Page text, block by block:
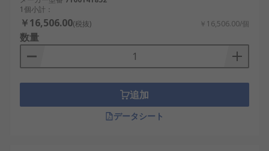
1個小計：
￥16,506.00(税抜) ￥16,506.00/個
数量
追加
データシート